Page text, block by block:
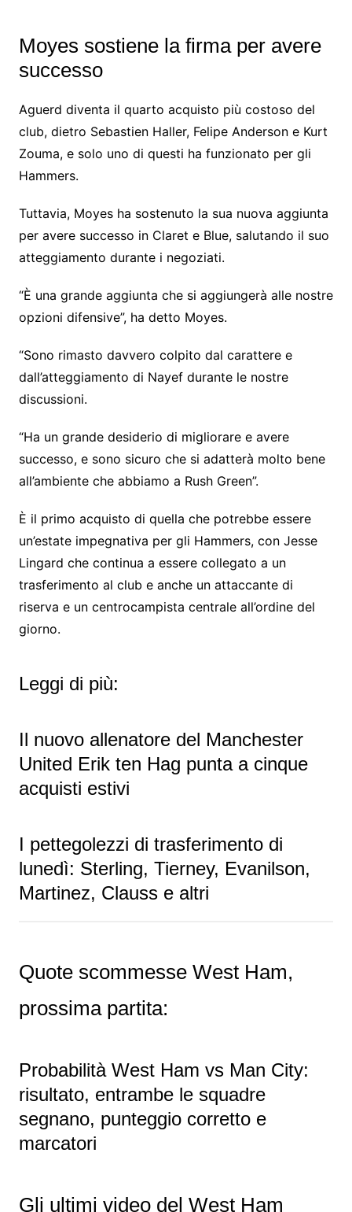
Moyes sostiene la firma per avere
successo
Aguerd diventa il quarto acquisto più costoso del
club, dietro Sebastien Haller, Felipe Anderson e Kurt
Zouma, e solo uno di questi ha funzionato per gli
Hammers.
Tuttavia, Moyes ha sostenuto la sua nuova aggiunta
per avere successo in Claret e Blue, salutando il suo
atteggiamento durante i negoziati.
“È una grande aggiunta che si aggiungerà alle nostre
opzioni difensive”, ha detto Moyes.
“Sono rimasto davvero colpito dal carattere e
dall’atteggiamento di Nayef durante le nostre
discussioni.
“Ha un grande desiderio di migliorare e avere
successo, e sono sicuro che si adatterà molto bene
all’ambiente che abbiamo a Rush Green”.
È il primo acquisto di quella che potrebbe essere
un’estate impegnativa per gli Hammers, con Jesse
Lingard che continua a essere collegato a un
trasferimento al club e anche un attaccante di
riserva e un centrocampista centrale all’ordine del
giorno.
Leggi di più:
Il nuovo allenatore del Manchester
United Erik ten Hag punta a cinque
acquisti estivi
I pettegolezzi di trasferimento di
lunedì: Sterling, Tierney, Evanilson,
Martinez, Clauss e altri
Quote scommesse West Ham,
prossima partita:
Probabilità West Ham vs Man City:
risultato, entrambe le squadre
segnano, punteggio corretto e
marcatori
Gli ultimi video del West Ham